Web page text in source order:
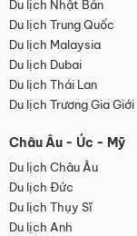
Du lịch Nhật Bản
Du lịch Trung Quốc
Du lịch Malaysia
Du lịch Dubai
Du lịch Thái Lan
Du lịch Trương Gia Giới
Châu Âu - Úc - Mỹ
Du lịch Châu Âu
Du lịch Đức
Du lịch Thụy Sĩ
Du lịch Anh